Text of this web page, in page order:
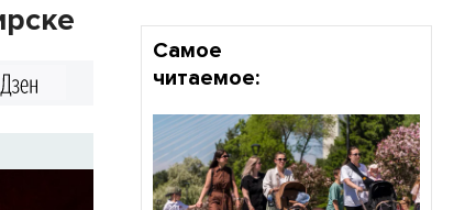
Самое
читаемое: